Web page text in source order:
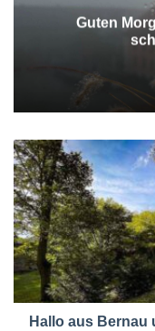
Guten
Hallo aus Bernau